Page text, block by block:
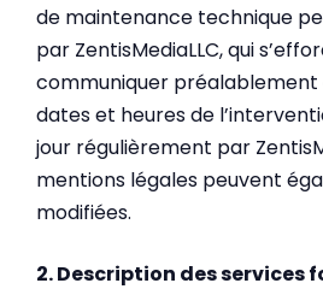
de maintenance technique
par ZentisMediaLLC, qui
communiquer préalablement
dates et heures de
jour régulièrement par
mentions légales peuvent
modifiées.
2. Description des services